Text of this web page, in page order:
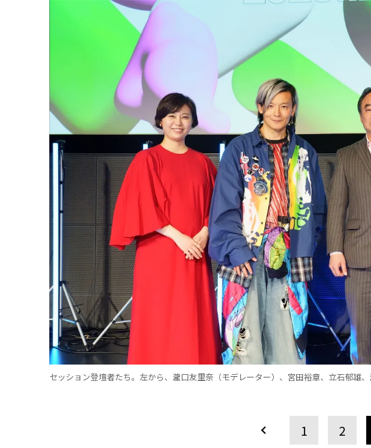
セッション登壇者たち。左から、瀧口友里奈（モデレーター）、宮田裕章、立石郁雄
1 2